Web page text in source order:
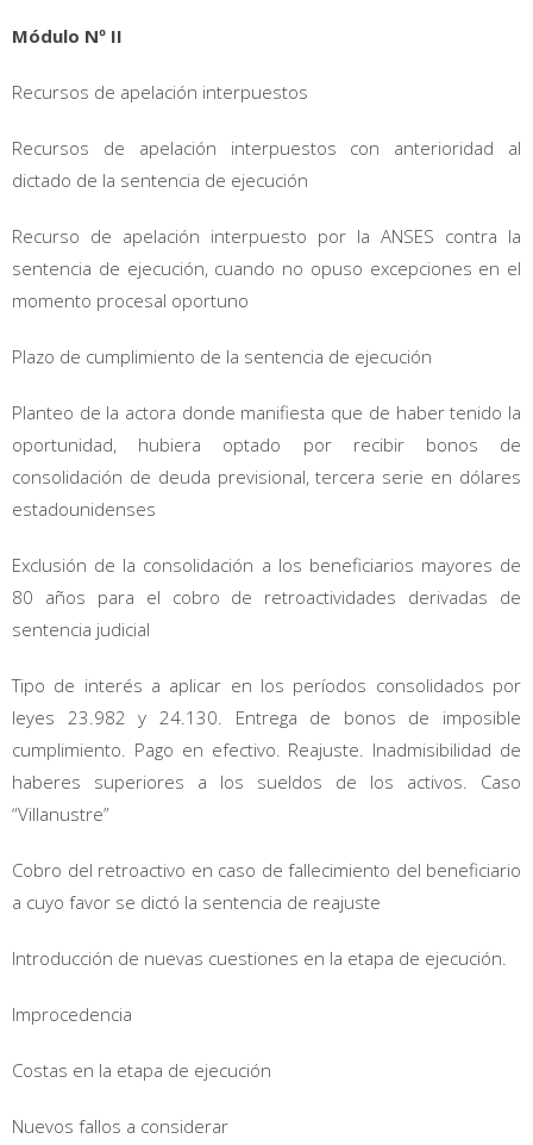
Módulo Nº II
Recursos de apelación interpuestos
Recursos de apelación interpuestos con anterioridad al
dictado de la sentencia de ejecución
Recurso de apelación interpuesto por la ANSES contra la
sentencia de ejecución, cuando no opuso excepciones en el
momento procesal oportuno
Plazo de cumplimiento de la sentencia de ejecución
Planteo de la actora donde manifiesta que de haber tenido la
oportunidad, hubiera optado por recibir bonos de
consolidación de deuda previsional, tercera serie en dólares
estadounidenses
Exclusión de la consolidación a los beneficiarios mayores de
80 años para el cobro de retroactividades derivadas de
sentencia judicial
Tipo de interés a aplicar en los períodos consolidados por
leyes 23.982 y 24.130. Entrega de bonos de imposible
cumplimiento. Pago en efectivo. Reajuste. Inadmisibilidad de
haberes superiores a los sueldos de los activos. Caso
“Villanustre”
Cobro del retroactivo en caso de fallecimiento del beneficiario
a cuyo favor se dictó la sentencia de reajuste
Introducción de nuevas cuestiones en la etapa de ejecución.
Improcedencia
Costas en la etapa de ejecución
Nuevos fallos a considerar